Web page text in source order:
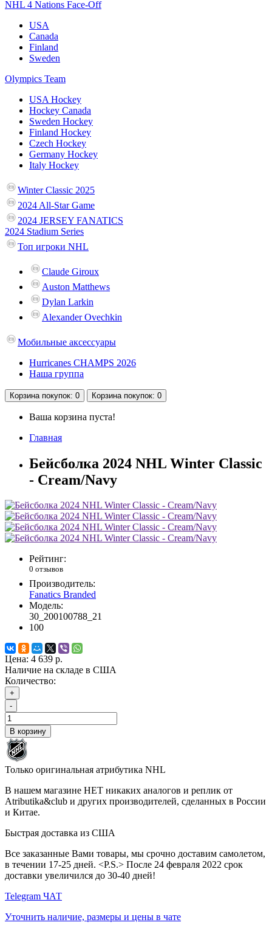
NHL 4 Nations Face-Off
USA
Canada
Finland
Sweden
Olympics Team
USA Hockey
Hockey Canada
Sweden Hockey
Finland Hockey
Czech Hockey
Germany Hockey
Italy Hockey
Winter Classic 2025
2024 All-Star Game
2024 JERSEY FANATICS
2024 Stadium Series
Топ игроки NHL
Claude Giroux
Auston Matthews
Dylan Larkin
Alexander Ovechkin
Мобильные аксессуары
Hurricanes CHAMPS 2026
Наша группа
Корзина покупок: 0 Корзина покупок: 0
Ваша корзина пуста!
Главная
Бейсболка 2024 NHL Winter Classic
- Cream/Navy
Рейтинг:
0 отзывов
Производитель:
Fanatics Branded
Модель:
30_200100788_21
100
Цена: 4 639 р.
Наличие на складе в США
Количество:
+
-
В корзину
Только оригинальная атрибутика NHL
В нашем магазине НЕТ никаких аналогов и реплик от
Atributika&club и других производителей, сделанных в России
и Китае.
Быстрая доставка из США
Все заказанные Вами товары, мы срочно доставим самолетом,
в течении 17-25 дней. <P.S.> После 24 февраля 2022 срок
доставки увеличился до 30-40 дней!
Telegram ЧАТ
Уточнить наличие, размеры и цены в чате